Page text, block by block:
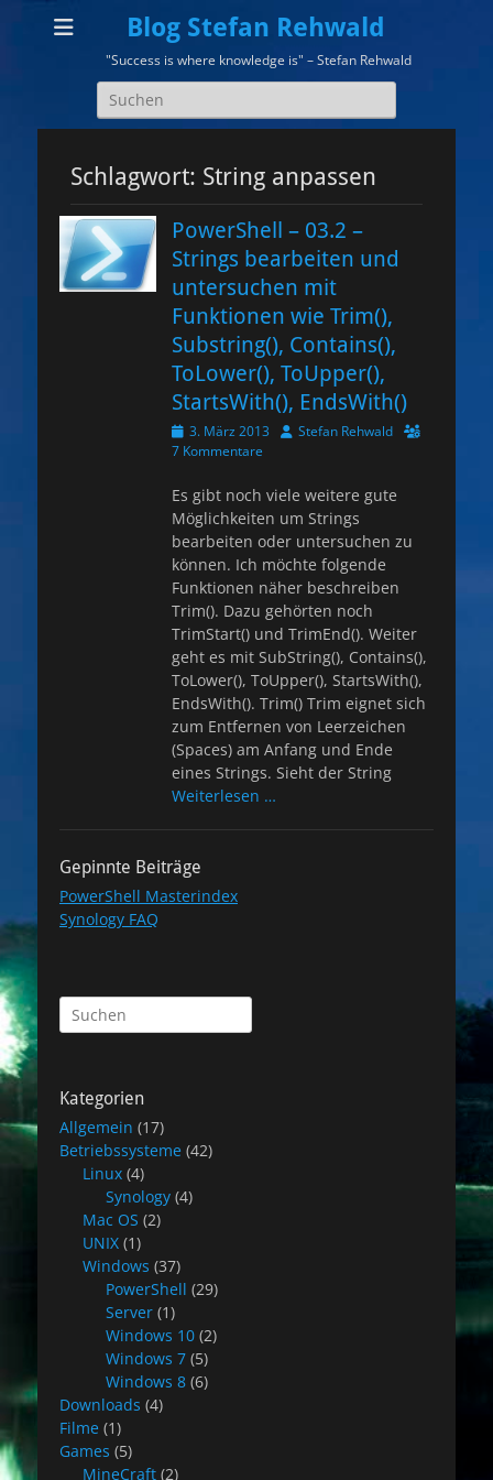
Blog Stefan Rehwald
"Success is where knowledge is" – Stefan Rehwald
Suchen
nach:
Schlagwort: String anpassen
PowerShell – 03.2 –
Strings bearbeiten und
untersuchen mit
Funktionen wie Trim(),
Substring(), Contains(),
ToLower(), ToUpper(),
StartsWith(), EndsWith()
Veröffentlicht
am
3. März 2013 AutorStefan Rehwald
7 Kommentare
Es gibt noch viele weitere gute
Möglichkeiten um Strings
bearbeiten oder untersuchen zu
können. Ich möchte folgende
Funktionen näher beschreiben
Trim(). Dazu gehörten noch
TrimStart() und TrimEnd(). Weiter
geht es mit SubString(), Contains(),
ToLower(), ToUpper(), StartsWith(),
EndsWith(). Trim() Trim eignet sich
zum Entfernen von Leerzeichen
(Spaces) am Anfang und Ende
eines Strings. Sieht der String
Weiterlesen …
Gepinnte Beiträge
PowerShell Masterindex
Synology FAQ
Suchen
nach:
Kategorien
Allgemein (17)
Betriebssysteme (42)
Linux (4)
Synology (4)
Mac OS (2)
UNIX (1)
Windows (37)
PowerShell (29)
Server (1)
Windows 10 (2)
Windows 7 (5)
Windows 8 (6)
Downloads (4)
Filme (1)
Games (5)
MineCraft (2)